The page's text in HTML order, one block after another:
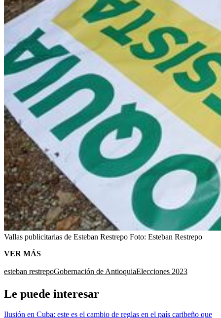
Vallas publicitarias de Esteban Restrepo Foto: Esteban Restrepo
VER MÁS
esteban restrepoGobernación de AntioquiaElecciones 2023
Le puede interesar
Ilusión en Cuba: este es el cambio de reglas en el país caribeño que